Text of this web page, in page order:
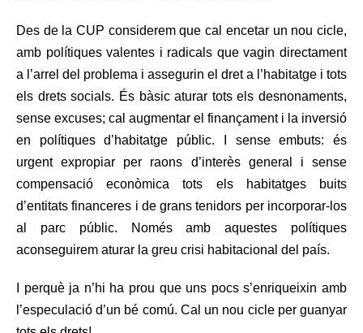
Des de la CUP considerem que cal encetar un nou cicle,
amb polítiques valentes i radicals que vagin directament
a l’arrel del problema i assegurin el dret a l’habitatge i tots
els drets socials. És bàsic aturar tots els desnonaments,
sense excuses; cal augmentar el finançament i la inversió
en polítiques d’habitatge públic. I sense embuts: és
urgent expropiar per raons d’interès general i sense
compensació econòmica tots els habitatges buits
d’entitats financeres i de grans tenidors per incorporar-los
al parc públic. Només amb aquestes polítiques
aconseguirem aturar la greu crisi habitacional del país.
I perquè ja n’hi ha prou que uns pocs s’enriqueixin amb
l’especulació d’un bé comú. Cal un nou cicle per guanyar